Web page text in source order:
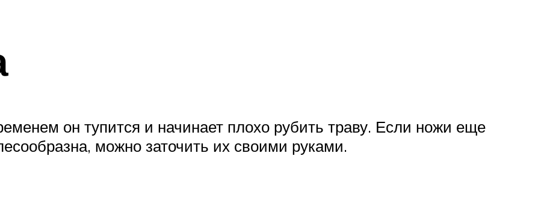
он тупится и начинает плохо рубить траву. Если ножи еще
можно заточить их своими руками.